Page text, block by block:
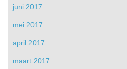
juni 2017
mei 2017
april 2017
maart 2017